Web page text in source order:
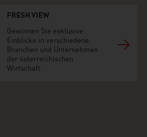
FRESH VIEW
Gewinnen Sie exklusive
Einblicke in verschiedene
Branchen und Unternehmen
der österreichischen
Wirtschaft.